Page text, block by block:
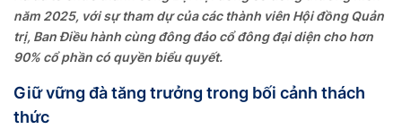
năm 2025, với sự tham dự của các thành viên Hội đồng Quản
trị, Ban Điều hành cùng đông đảo cổ đông đại diện cho hơn
90% cổ phần có quyền biểu quyết.
Giữ vững đà tăng trưởng trong bối cảnh thách
thức